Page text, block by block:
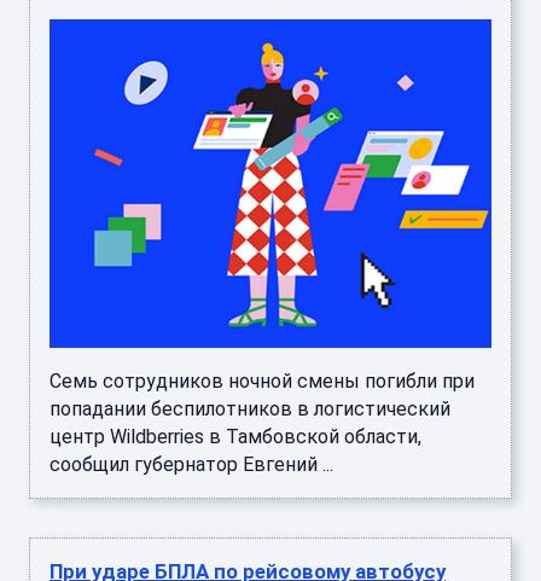
Семь сотрудников ночной смены погибли при
попадании беспилотников в логистический
центр Wildberries в Тамбовской области,
сообщил губернатор Евгений ...
При ударе БПЛА по рейсовому автобусу